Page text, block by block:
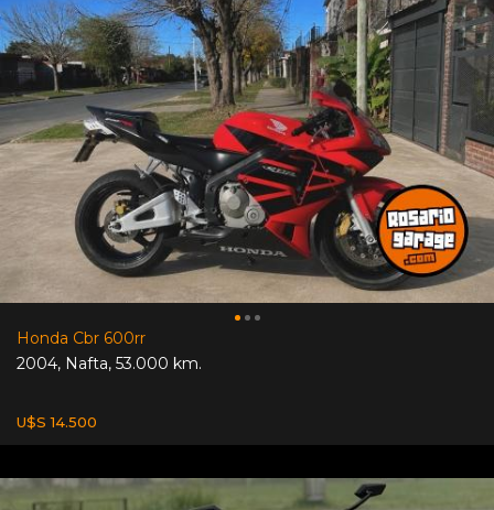
Honda Cbr 600rr
2004, Nafta, 53.000 km.
U$S 14.500